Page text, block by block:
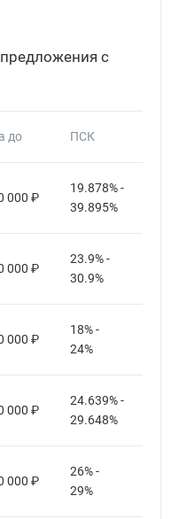
с
до ПСК
000 ₽
19.878% -
39.895%
000 ₽
23.9% -
30.9%
000 ₽
18% -
24%
000 ₽
24.639% -
29.648%
000 ₽
26% -
29%